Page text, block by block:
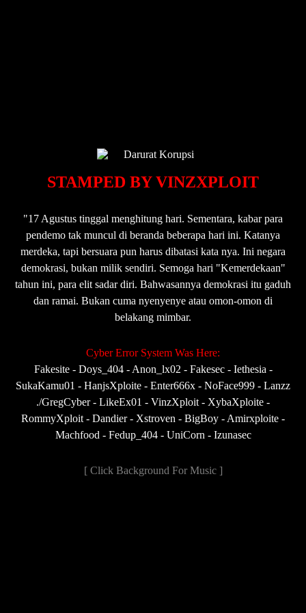
STAMPED BY VINZXPLOIT
"17 Agustus tinggal menghitung hari. Sementara, kabar para
pendemo tak muncul di beranda beberapa hari ini. Katanya
merdeka, tapi bersuara pun harus dibatasi kata nya. Ini negara
demokrasi, bukan milik sendiri. Semoga hari "Kemerdekaan"
tahun ini, para elit sadar diri. Bahwasannya demokrasi itu gaduh
dan ramai. Bukan cuma nyenyenye atau omon-omon di
belakang mimbar.
Cyber Error System Was Here:
Fakesite - Doys_404 - Anon_lx02 - Fakesec - Iethesia -
SukaKamu01 - HanjsXploite - Enter666x - NoFace999 - Lanzz
./GregCyber - LikeEx01 - VinzXploit - XybaXploite -
RommyXploit - Dandier - Xstroven - BigBoy - Amirxploite -
Machfood - Fedup_404 - UniCorn - Izunasec
[ Click Background For Music ]